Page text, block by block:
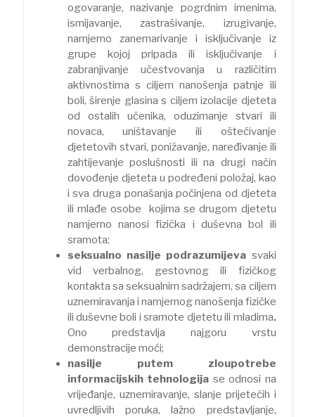
ogovaranje, nazivanje pogrdnim imenima,
ismijavanje, zastrašivanje, izrugivanje,
namjerno zanemarivanje i isključivanje iz
grupe kojoj pripada ili isključivanje i
zabranjivanje učestvovanja u različitim
aktivnostima s ciljem nanošenja patnje ili
boli, širenje glasina s ciljem izolacije djeteta
od ostalih učenika, oduzimanje stvari ili
novaca, uništavanje ili oštećivanje
djetetovih stvari, ponižavanje, naređivanje ili
zahtijevanje poslušnosti ili na drugi način
dovođenje djeteta u podređeni položaj, kao
i sva druga ponašanja počinjena od djeteta
ili mlađe osobe kojima se drugom djetetu
namjerno nanosi fizička i duševna bol ili
sramota;
seksualno nasilje podrazumijeva svaki
vid verbalnog, gestovnog ili fizičkog
kontakta sa seksualnim sadržajem, sa ciljem
uznemiravanja i namjernog nanošenja fizičke
ili duševne boli i sramote djetetu ili mladima.
Ono predstavlja najgoru vrstu
demonstracije moći;
nasilje putem zloupotrebe
informacijskih tehnologija se odnosi na
vrijeđanje, uznemiravanje, slanje prijetećih i
uvredljivih poruka, lažno predstavljanje,